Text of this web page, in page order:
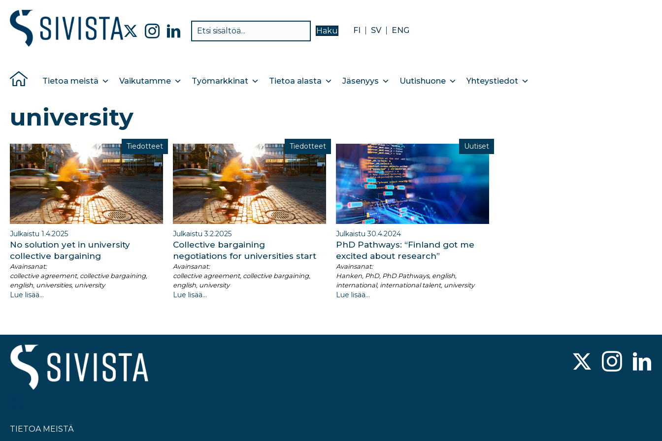
Haku FI SV ENG
Tietoa meistä Vaikutamme Työmarkkinat Tietoa alasta Jäsenyys Uutishuone Yhteystiedot
university
Tiedotteet
Julkaistu 1.4.2025
No solution yet in university
collective bargaining
Avainsanat:
collective agreement, collective bargaining,
english, universities, university
Lue lisää...
Tiedotteet
Julkaistu 3.2.2025
Collective bargaining
negotiations for universities start
Avainsanat:
collective agreement, collective bargaining,
english, university
Lue lisää...
Uutiset
Julkaistu 30.4.2024
PhD Pathways: “Finland got me
excited about research”
Avainsanat:
Hanken, PhD, PhD Pathways, english,
international, international talent, university
Lue lisää...
TIETOA MEISTÄ